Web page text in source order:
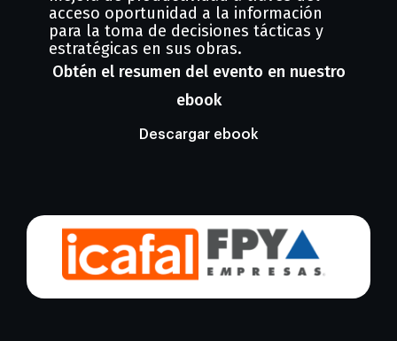
acceso oportunidad a la información
para la toma de decisiones tácticas y
estratégicas en sus obras.
Obtén el resumen del evento en nuestro
ebook
Descargar ebook